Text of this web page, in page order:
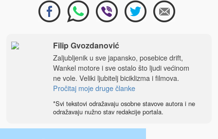
Filip Gvozdanović
Zaljubljenik u sve japansko, posebice drift,
Wankel motore i sve ostalo što ljudi većinom
ne vole. Veliki ljubitelj biciklizma i filmova.
Pročitaj moje druge članke
*Svi tekstovi odražavaju osobne stavove autora i ne
odražavaju nužno stav redakcije portala.